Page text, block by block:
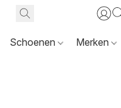
Schoenen Merken